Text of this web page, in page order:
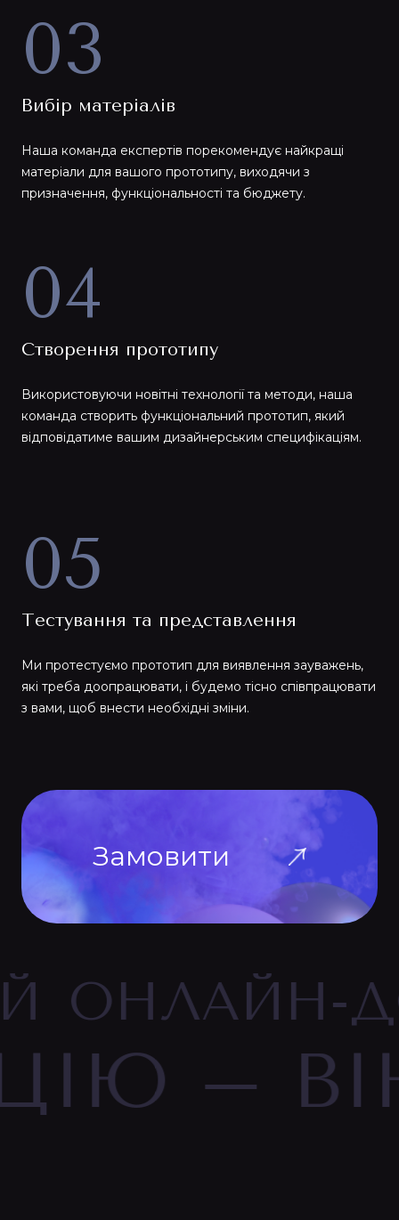
03
Вибір матеріалів
Наша команда експертів порекомендує найкращі
матеріали для вашого прототипу, виходячи з
призначення, функціональності та бюджету.
04
Створення прототипу
Використовуючи новітні технології та методи, наша
команда створить функціональний прототип, який
відповідатиме вашим дизайнерським специфікаціям.
05
Тестування та представлення
Ми протестуємо прототип для виявлення зауважень,
які треба доопрацювати, і будемо тісно співпрацювати
з вами, щоб внести необхідні зміни.
Замовити
ОНЛАЙН-
–